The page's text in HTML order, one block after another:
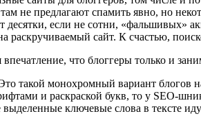
не предлагают спамить явно, но
десятки, если не сотни, «фальшивых»
раскручиваемый сайт. К счастью,
что блоггеры только и
такой монохромный вариант
и раскраской букв, то у
ключевые слова в тексте